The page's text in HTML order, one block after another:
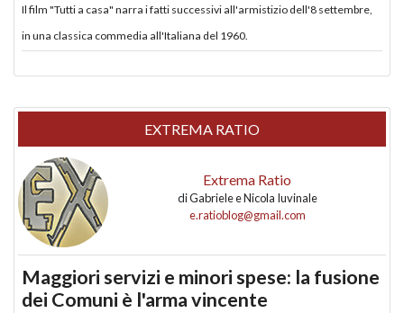
Il film "Tutti a casa" narra i fatti successivi all'armistizio dell'8 settembre,
in una classica commedia all'Italiana del 1960.
EXTREMA RATIO
Extrema Ratio
diGabriele e Nicola Iuvinale
e.ratioblog@gmail.com
Maggiori servizi e minori spese: la fusione
dei Comuni è l'arma vincente